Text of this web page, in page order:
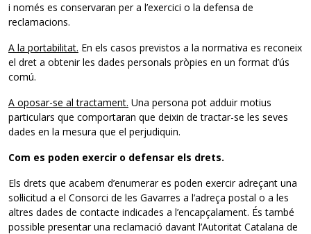
i només es conservaran per a l’exercici o la defensa de
reclamacions.
A la portabilitat. En els casos previstos a la normativa es reconeix
el dret a obtenir les dades personals pròpies en un format d’ús
comú.
A oposar-se al tractament. Una persona pot adduir motius
particulars que comportaran que deixin de tractar-se les seves
dades en la mesura que el perjudiquin.
Com es poden exercir o defensar els drets.
Els drets que acabem d’enumerar es poden exercir adreçant una
sol·licitud a el Consorci de les Gavarres a l’adreça postal o a les
altres dades de contacte indicades a l’encapçalament. És també
possible presentar una reclamació davant l’Autoritat Catalana de